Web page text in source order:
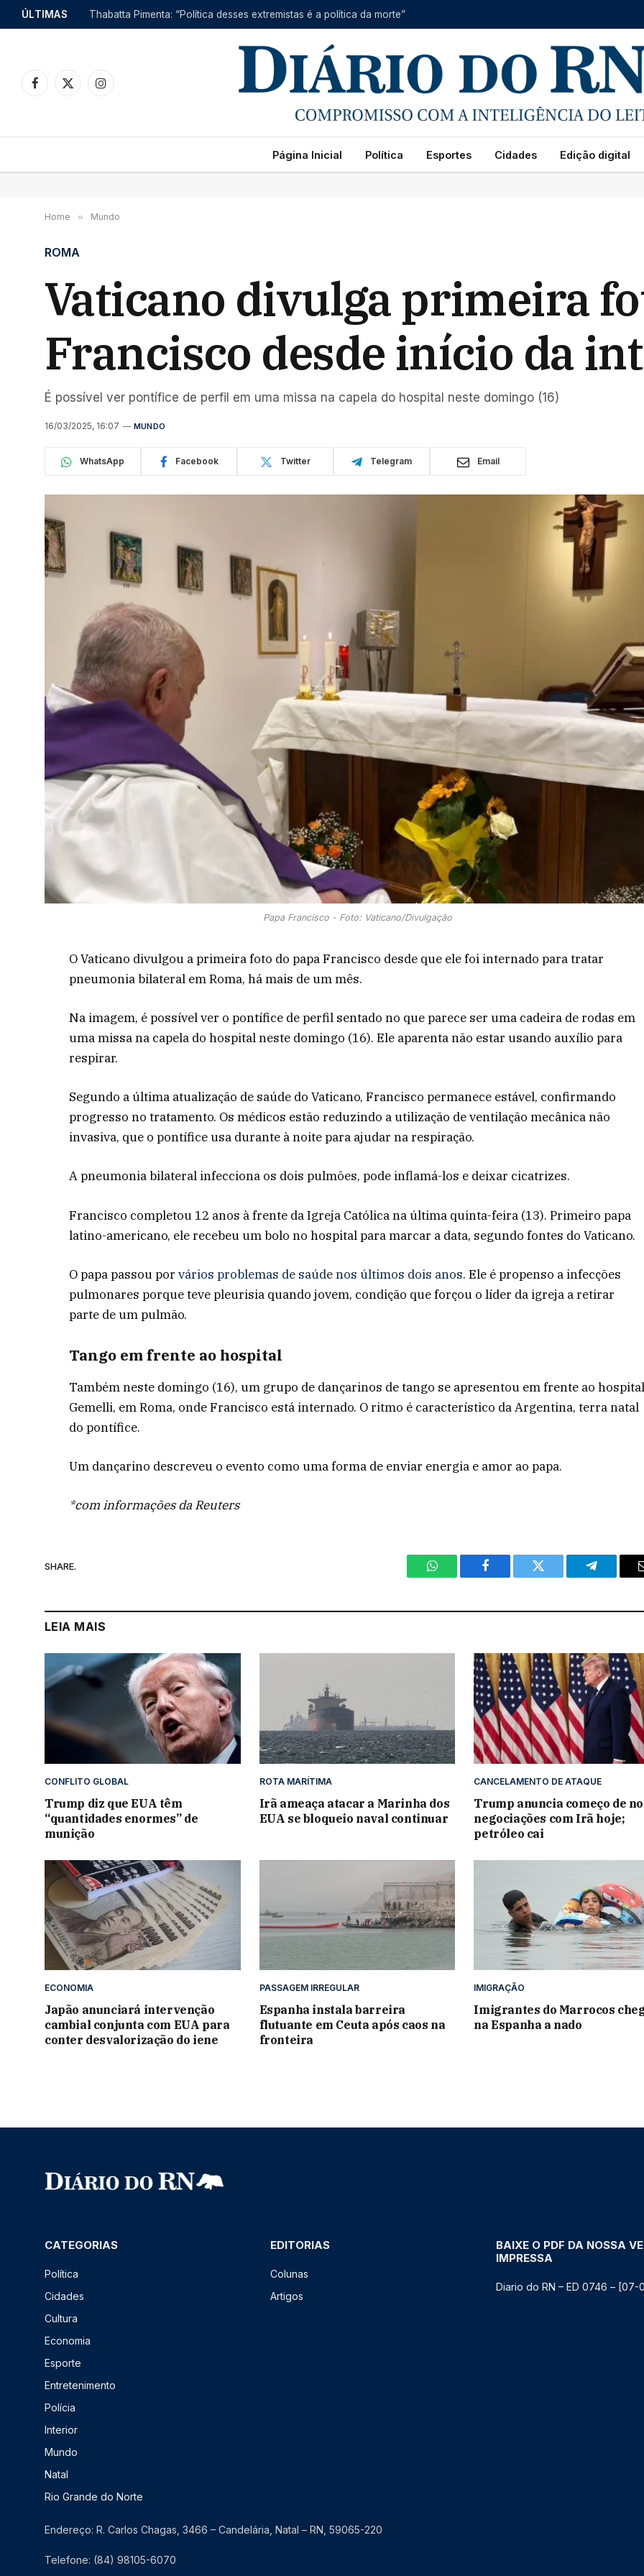
ÚLTIMAS Thabatta Pimenta: “Política desses extremistas é a política da morte”
Facebook
X
Instagram
Página Inicial Política Esportes Cidades Edição digital
Home » Mundo
ROMA
Vaticano divulga primeira
Francisco desde início da
É possível ver pontífice de perfil em uma missa na capela do hospital neste domingo (16)
16/03/2025, 16:07 MUNDO
WhatsApp Facebook Twitter Telegram Email
Papa Francisco - Foto: Vaticano/Divulgação
O Vaticano divulgou a primeira foto do papa Francisco desde que ele foi internado para tratar
pneumonia bilateral em Roma, há mais de um mês.
Na imagem, é possível ver o pontífice de perfil sentado no que parece ser uma cadeira de rodas em
uma missa na capela do hospital neste domingo (16). Ele aparenta não estar usando auxílio para
respirar.
Segundo a última atualização de saúde do Vaticano, Francisco permanece estável, confirmando
progresso no tratamento. Os médicos estão reduzindo a utilização de ventilação mecânica não
invasiva, que o pontífice usa durante à noite para ajudar na respiração.
A pneumonia bilateral infecciona os dois pulmões, pode inflamá-los e deixar cicatrizes.
Francisco completou 12 anos à frente da Igreja Católica na última quinta-feira (13). Primeiro papa
latino-americano, ele recebeu um bolo no hospital para marcar a data, segundo fontes do Vaticano.
O papa passou porvários problemas de saúde nos últimos dois anos. Ele é propenso a infecções
pulmonares porque teve pleurisia quando jovem, condição que forçou o líder da igreja a retirar
parte de um pulmão.
Tango em frente ao hospital
Também neste domingo (16), um grupo de dançarinos de tango se apresentou em frente ao
Gemelli, em Roma, onde Francisco está internado. O ritmo é característico da Argentina, terra natal
do pontífice.
Um dançarino descreveu o evento como uma forma de enviar energia e amor ao papa.
*com informações da Reuters
SHARE.
WhatsAppFacebook Twitter Telegram
LEIA MAIS
CONFLITO GLOBAL
Trump diz que EUA têm
“quantidades enormes” de
munição
ROTA MARÍTIMA
Irã ameaça atacar a Marinha dos
EUA se bloqueio naval continuar
CANCELAMENTO DE ATAQUE
Trump anuncia começo de
negociações com Irã hoje;
petróleo cai
ECONOMIA
Japão anunciará intervenção
cambial conjunta com EUA para
conter desvalorização do iene
PASSAGEM IRREGULAR
Espanha instala barreira
flutuante em Ceuta após caos na
fronteira
IMIGRAÇÃO
Imigrantes do Marrocos
na Espanha a nado
CATEGORIAS
Política
Cidades
Cultura
Economia
Esporte
Entretenimento
Polícia
Interior
Mundo
Natal
Rio Grande do Norte
EDITORIAS
Colunas
Artigos
BAIXE O PDF DA NOSSA
IMPRESSA
Diario do RN – ED 0746 –
Endereço: R. Carlos Chagas, 3466 – Candelária, Natal – RN, 59065-220
Telefone: (84) 98105-6070